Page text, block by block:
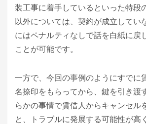
装工事に着手しているといった特段
以外については、契約が成立してい
にはペナルティなしで話を白紙に戻
ことが可能です。
一方で、今回の事例のようにすでに
名捺印をもらってから、鍵を引き渡
らかの事情で賃借人からキャンセル
と、トラブルに発展する可能性が高